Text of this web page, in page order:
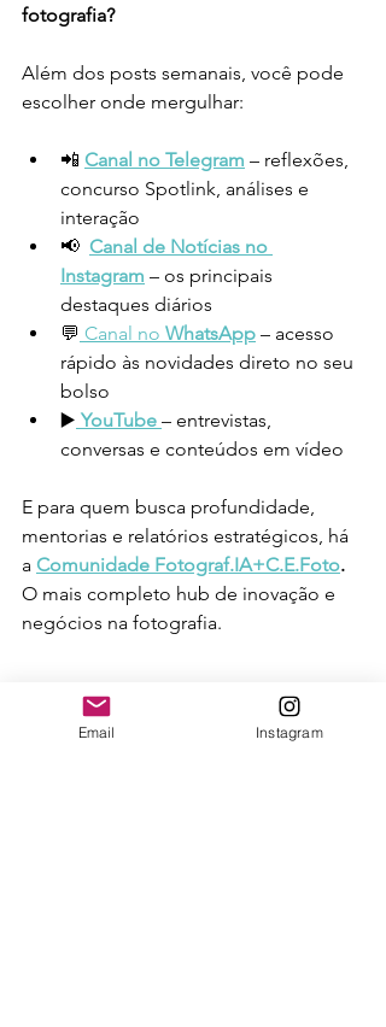
fotografia?
Além dos posts semanais, você pode
escolher onde mergulhar:
📲 Canal no Telegram – reflexões,
concurso Spotlink, análises e
interação
📢 Canal de Notícias no
Instagram – os principais
destaques diários
💬 Canal no WhatsApp – acesso
rápido às novidades direto no seu
bolso
▶️ YouTube – entrevistas,
conversas e conteúdos em vídeo
E para quem busca profundidade,
mentorias e relatórios estratégicos, há
a Comunidade Fotograf.IA+C.E.Foto.
O mais completo hub de inovação e
negócios na fotografia.
Email Instagram